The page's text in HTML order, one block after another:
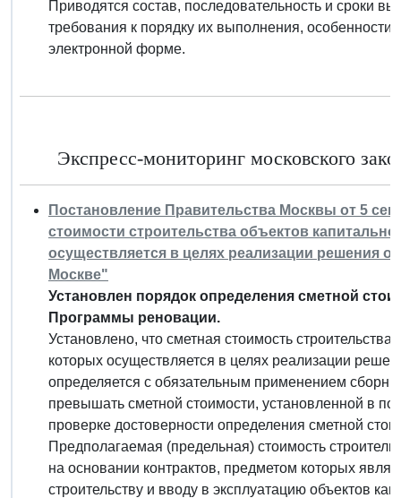
Приводятся состав, последовательность и сроки
требования к порядку их выполнения,
электронной форме.
Экспресс-мониторинг московского
Постановление Правительства Москвы от 5
стоимости строительства объектов
осуществляется в целях реализации решения
Москве"
Установлен порядок определения сметной
Программы реновации.
Установлено, что сметная стоимость строительства
которых осуществляется в целях реализации
определяется с обязательным применением
превышать сметной стоимости, установленной в
проверке достоверности определения сметной
Предполагаемая (предельная) стоимость
на основании контрактов, предметом которых
строительству и вводу в эксплуатацию объектов